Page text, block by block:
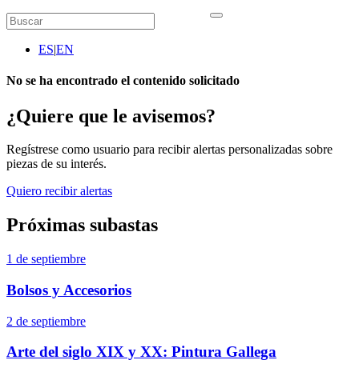
ES|EN
No se ha encontrado el contenido solicitado
¿Quiere que le avisemos?
Regístrese como usuario para recibir alertas personalizadas sobre
piezas de su interés.
Quiero recibir alertas
Próximas subastas
1 de septiembre
Bolsos y Accesorios
2 de septiembre
Arte del siglo XIX y XX: Pintura Gallega